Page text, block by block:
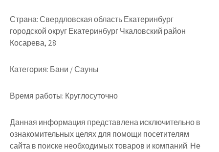
Страна:Свердловская область Екатеринбург
городской округ Екатеринбург Чкаловский район
Косарева, 28
Категория: Бани / Сауны
Время работы: Круглосуточно
Данная информация представлена исключительно в
ознакомительных целях для помощи посетителям
сайта в поиске необходимых товаров и компаний. Не